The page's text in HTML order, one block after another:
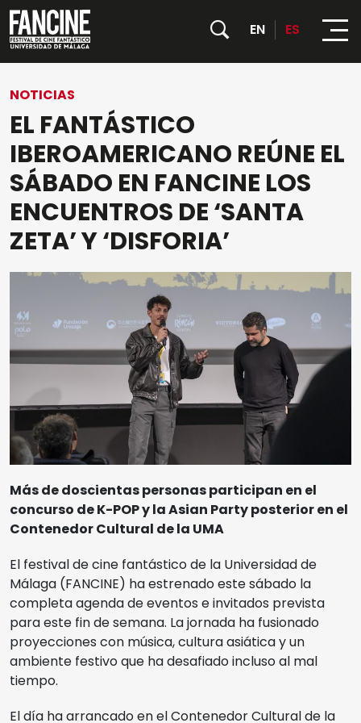
EN ES
Sobre nosotros
Instituciones y Entidades colaboradoras
PALMARÉS 35 FANCINE
Jurado Oficial
Jurado Joven
Sedes
Noviembre Fantasma
Ediciones Anteriores
Videos
MIFF
Reglamento
Entradas
PROGRAMACIÓN
Películas
Días
ACTIVIDADES
Todas las actividades
Rectorado de la UMA
Cine Albéniz
Salón de Actos E.T.S.I.
Museo Picasso
Polo de Contenidos Digitales
CONVOCATORIAS
NOTICIAS
PRENSA
HORARIOS
NOTICIAS
EL FANTÁSTICO
IBEROAMERICANO REÚNE EL
SÁBADO EN FANCINE LOS
ENCUENTROS DE ‘SANTA
ZETA’ Y ‘DISFORIA’
Más de doscientas personas participan en el
concurso de K-POP y la Asian Party posterior en el
Contenedor Cultural de la UMA
El festival de cine fantástico de la Universidad de
Málaga (FANCINE) ha estrenado este sábado la
completa agenda de eventos e invitados prevista
para este fin de semana. La jornada ha fusionado
proyecciones con música, cultura asiática y un
ambiente festivo que ha desafiado incluso al mal
tiempo.
El día ha arrancado en el Contenedor Cultural de la